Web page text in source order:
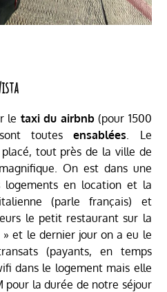
le taxi du airbnb(pour 1500
sont toutesensablées . Le
tout près de la ville de
On est dans une
logements en location et la
(parle français) et
le petit restaurant sur la
» et le dernier jour on a eu le
(payants, en temps
dans le logement mais elle
pour la durée de notre séjour